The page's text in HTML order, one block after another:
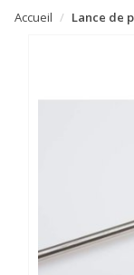
Accueil Lance de